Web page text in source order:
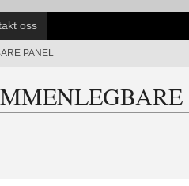
oss
PANEL